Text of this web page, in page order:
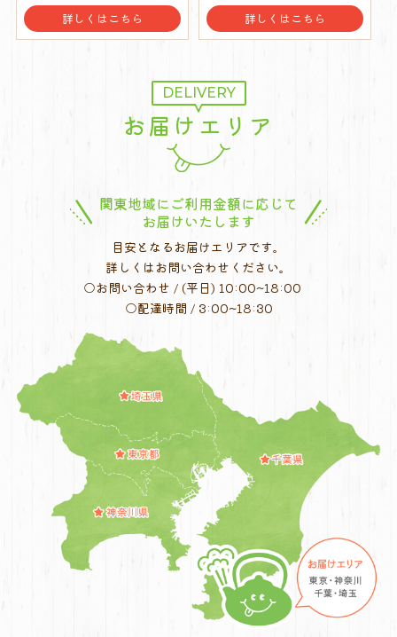
詳しくはこちら 詳しくはこちら
DELIVERY
お届けエリア
関東地域にご利用金額に応じて
お届けいたします
目安となるお届けエリアです。
詳しくはお問い合わせください。
○お問い合わせ / (平日) 10:00~18:00
○配達時間 / 3:00~18:30